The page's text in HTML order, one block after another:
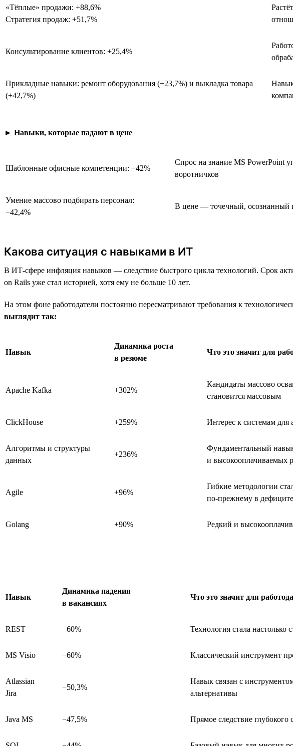
«Тёплые» продажи: +88,6%
Стратегия продаж: +51,7%
Консультирование клиентов: +25,4%
Прикладные навыки: ремонт оборудования (+23,7%) и выкладка товара
(+42,7%)
► Навыки, которые падают в цене
Шаблонные офисные компетенции: −42%
Спрос на знание MS PowerPoint
воротничков
Умение массово подбирать персонал:
−42,4%
В цене — точечный, осознанный
Какова ситуация с навыками в ИТ
В ИТ-сфере инфляция навыков — следствие быстрого цикла технологий. Срок
on Rails уже стал историей, хотя ему не больше 10 лет.
На этом фоне работодатели постоянно пересматривают требования к
выглядит так:
Навык
Динамика роста
в резюме
Что это значит для
Apache Kafka +302%
Кандидаты массово
становится массовым
ClickHouse +259% Интерес к системам для
Алгоритмы и структуры
данных
+236%
Фундаментальный
и высокооплачиваемых
Agile +96%
Гибкие методологии
по-прежнему в дефиците
Golang +90% Редкий и
Навык
Динамика падения
в вакансиях
Что это значит для
REST −60% Технология стала настолько
MS Visio −60% Классический инструмент
Atlassian
Jira
−50,3%
Навык связан с
альтернативы
Java MS −47,5% Прямое следствие глубокого